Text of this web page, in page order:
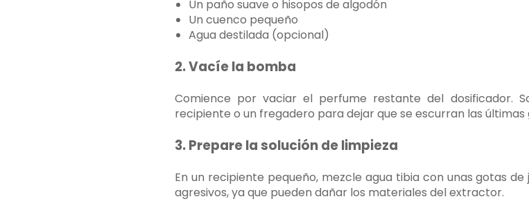
Un paño suave o hisopos de algodón
Un cuenco pequeño
Agua destilada (opcional)
2. Vacíe la bomba
Comience por vaciar el perfume restante del dosificador.
recipiente o un fregadero para dejar que se escurran las últimas
3. Prepare la solución de limpieza
En un recipiente pequeño, mezcle agua tibia con unas gotas
agresivos, ya que pueden dañar los materiales del extractor.